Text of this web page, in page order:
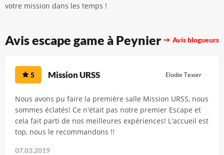
votre mission dans les temps !
Avis escape game à Peynier Avis blogueurs
5 Mission URSS Elodie Texier
Nous avons pu faire la première salle Mission URSS, nous
sommes éclatés! Ce n'était pas notre premier Escape et
cela fait parti de nos meilleures expériences! L'accueil est
top, nous le recommandons !!
07.03.2019